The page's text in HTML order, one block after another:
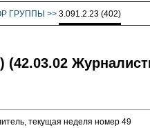
ГРУППЫ >> 3.091.2.23 (402)
(42.03.02
текущая неделя номер 49